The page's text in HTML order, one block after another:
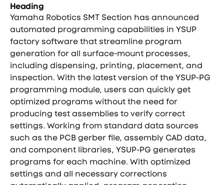
Heading
Yamaha Robotics SMT Section has announced
automated programming capabilities in YSUP
factory software that streamline program
generation for all surface-mount processes,
including dispensing, printing, placement, and
inspection. With the latest version of the YSUP-PG
programming module, users can quickly get
optimized programs without the need for
producing test assemblies to verify correct
settings. Working from standard data sources
such as the PCB gerber file, assembly CAD data,
and component libraries, YSUP-PG generates
programs for each machine. With optimized
settings and all necessary corrections